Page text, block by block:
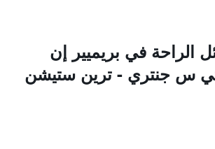
الراحة في بريميير إن
س جنتري - ترين ستيشن